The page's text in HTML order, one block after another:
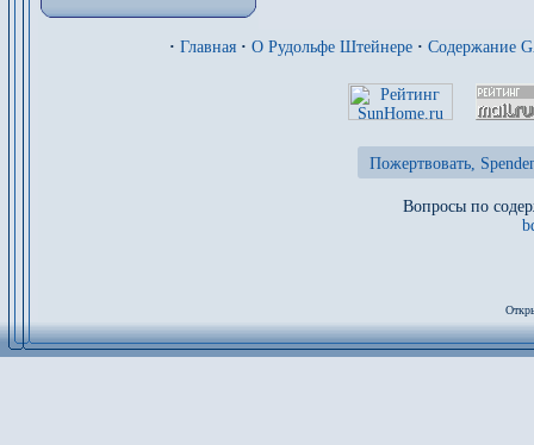
· Главная · О Рудольфе Штейнере · Содержание
Пожертвовать,
Вопросы по